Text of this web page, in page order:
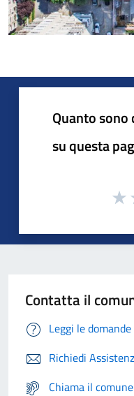
Quanto
su questa
Contatta il
Leggi le
Richiedi
Chiama il